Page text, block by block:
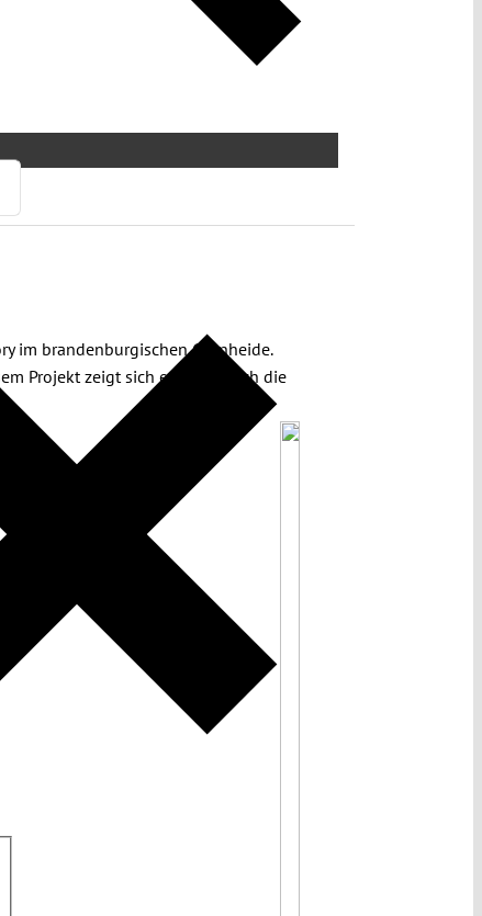
im brandenburgischen Grünheide.
Projekt zeigt sich exemplarisch die